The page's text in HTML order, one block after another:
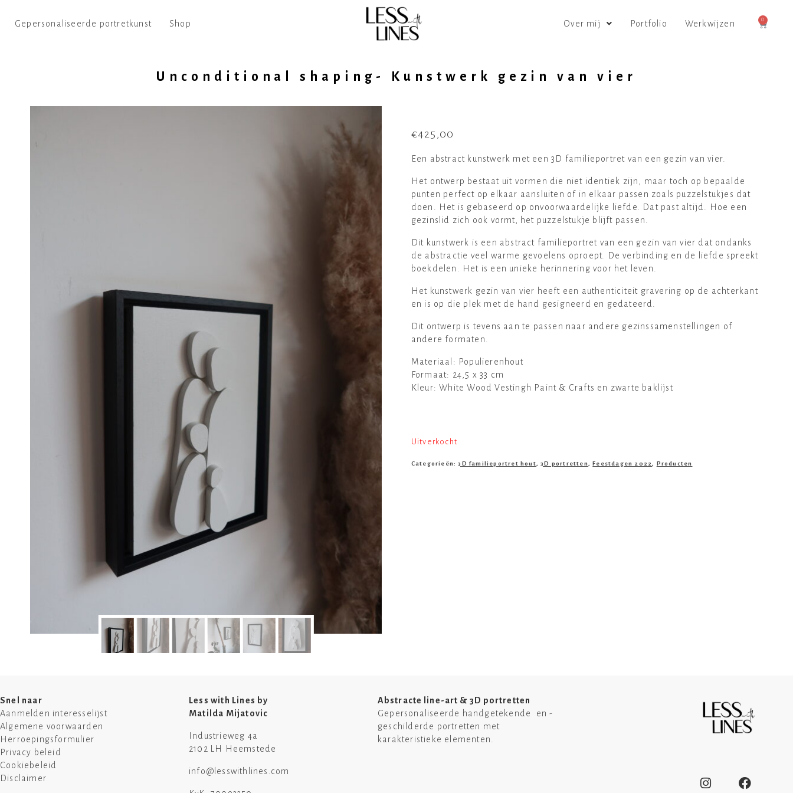
Gepersonaliseerde portretkunst Shop Over mij Portfolio Werkwijzen 0
Unconditional shaping- Kunstwerk gezin van vier
€425,00
Een abstract kunstwerk met een 3D familieportret van een gezin van vier.
Het ontwerp bestaat uit vormen die niet identiek zijn, maar toch op bepaalde
punten perfect op elkaar aansluiten of in elkaar passen zoals puzzelstukjes dat
doen. Het is gebaseerd op onvoorwaardelijke liefde. Dat past altijd. Hoe een
gezinslid zich ook vormt, het puzzelstukje blijft passen.
Dit kunstwerk is een abstract familieportret van een gezin van vier dat ondanks
de abstractie veel warme gevoelens oproept. De verbinding en de liefde spreekt
boekdelen. Het is een unieke herinnering voor het leven.
Het kunstwerk gezin van vier heeft een authenticiteit gravering op de achterkant
en is op die plek met de hand gesigneerd en gedateerd.
Dit ontwerp is tevens aan te passen naar andere gezinssamenstellingen of
andere formaten.
Materiaal: Populierenhout
Formaat: 24,5 x 33 cm
Kleur: White Wood Vestingh Paint & Crafts en zwarte baklijst
Uitverkocht
Categorieën:3D familieportret hout,3D portretten ,Feestdagen 2022 , Producten
Snel naar
Aanmelden interesselijst
Algemene voorwaarden
Herroepingsformulier
Privacy beleid
Cookiebeleid
Disclaimer
Less with Lines by
Matilda Mijatovic
Industrieweg 4a
2102 LH Heemstede
info@lesswithlines.com
Abstracte line-art & 3D portretten
Gepersonaliseerde handgetekende en -
geschilderde portretten met
karakteristieke elementen.